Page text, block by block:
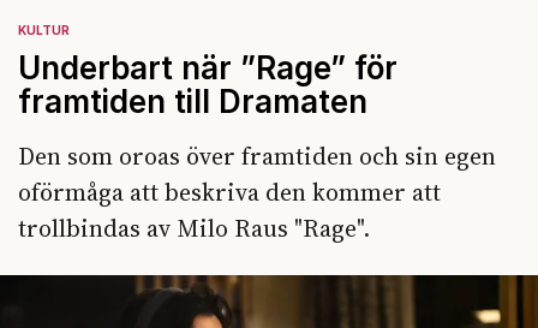
KULTUR
Underbart när ”Rage” för
framtiden till Dramaten
Den som oroas över framtiden och sin egen
oförmåga att beskriva den kommer att
trollbindas av Milo Raus "Rage".